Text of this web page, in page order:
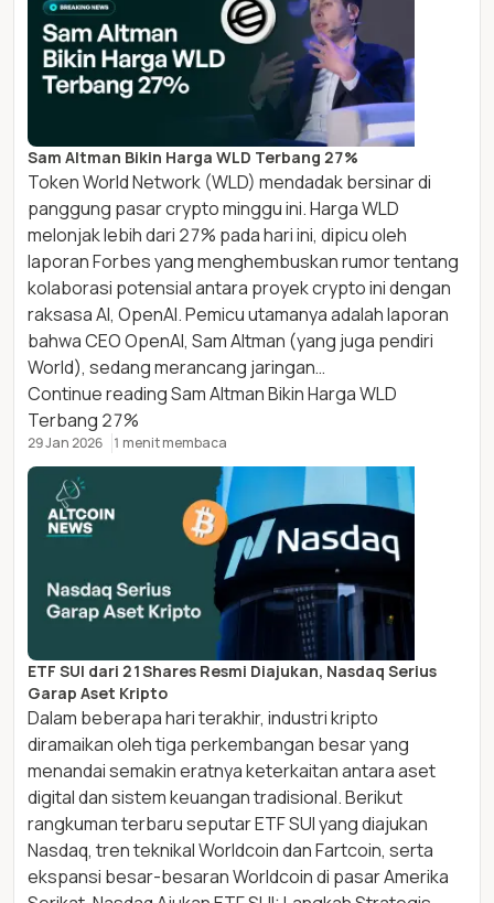
Sam Altman Bikin Harga WLD Terbang 27%
Token World Network (WLD) mendadak bersinar di
panggung pasar crypto minggu ini. Harga WLD
melonjak lebih dari 27% pada hari ini, dipicu oleh
laporan Forbes yang menghembuskan rumor tentang
kolaborasi potensial antara proyek crypto ini dengan
raksasa AI, OpenAI. Pemicu utamanya adalah laporan
bahwa CEO OpenAI, Sam Altman (yang juga pendiri
World), sedang merancang jaringan…
Continue readingSam Altman Bikin Harga WLD
Terbang 27%
29 Jan 2026 1 menit membaca
ETF SUI dari 21Shares Resmi Diajukan, Nasdaq Serius
Garap Aset Kripto
Dalam beberapa hari terakhir, industri kripto
diramaikan oleh tiga perkembangan besar yang
menandai semakin eratnya keterkaitan antara aset
digital dan sistem keuangan tradisional. Berikut
rangkuman terbaru seputar ETF SUI yang diajukan
Nasdaq, tren teknikal Worldcoin dan Fartcoin, serta
ekspansi besar-besaran Worldcoin di pasar Amerika